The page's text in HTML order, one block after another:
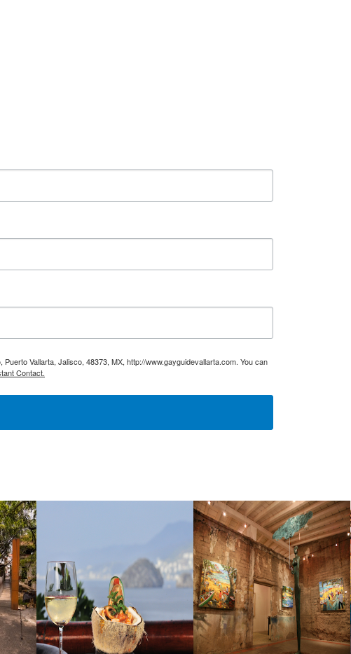
Vallarta, Jalisco, 48373, MX, http://www.gayguidevallarta.com. You can
Contact.